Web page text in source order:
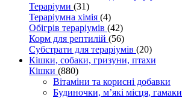
Тераріуми (31)
Тераріумна хімія (4)
Обігрів тераріумів (42)
Корм для рептилій (56)
Субстрати для тераріумів (20)
Кішки, собаки, гризуни, птахи
Кішки (880)
Вітаміни та корисні добавки
Будиночки, м’які місця, гамаки